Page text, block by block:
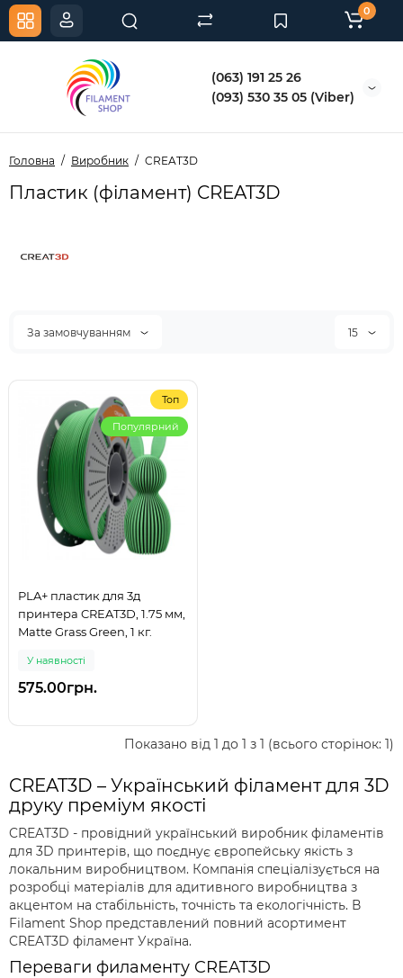
(063) 191 25 26
(093) 530 35 05 (Viber)
0
Головна Виробник CREAT3D
Пластик (філамент) CREAT3D
За замовчуванням 15
Топ
Популярний
PLA+ пластик для 3д
принтера CREAT3D, 1.75 мм,
Matte Grass Green, 1 кг.
У наявності
575.00грн.
Показано від 1 до 1 з 1 (всього сторінок: 1)
CREAT3D – Український філамент для 3D
друку преміум якості
CREAT3D - провідний український виробник філаментів
для 3D принтерів, що поєднує європейську якість з
локальним виробництвом. Компанія спеціалізується на
розробці матеріалів для адитивного виробництва з
акцентом на стабільність, точність та екологічність. В
Filament Shop представлений повний асортимент
CREAT3D філамент Україна.
Переваги филаменту CREAT3D